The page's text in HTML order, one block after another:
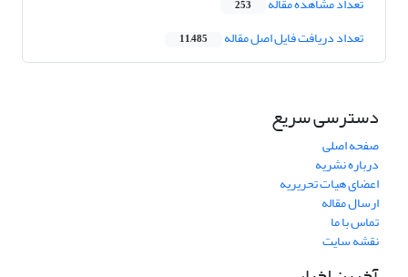
253
تعداد دریافت فایل اصل مقاله 11,485
دسترسی سریع
صفحه اصلی
درباره نشریه
اعضای هیات تحریریه
ارسال مقاله
تماس با ما
نقشه سایت